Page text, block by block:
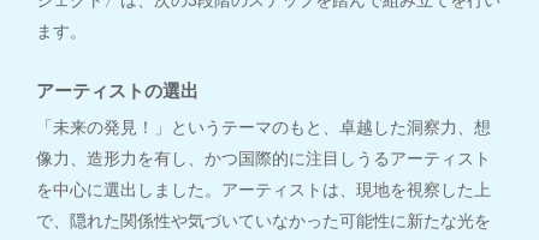
ます。
アーティストの選出
「未来の発見！」というテーマのもと、卓越した洞察力、想
像力、造形力を有し、かつ国際的に注目しうるアーティスト
を中心に選出しました。アーティストは、現地を視察した上
で、隠れた関係性や気づいていなかった可能性に新たな光を